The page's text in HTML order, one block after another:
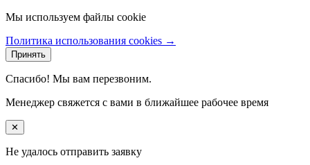
Мы используем файлы cookie
Политика использования cookies →
Принять
Спасибо! Мы вам перезвоним.
Менеджер свяжется с вами в ближайшее рабочее время
✕
Не удалось отправить заявку